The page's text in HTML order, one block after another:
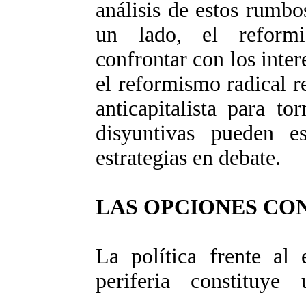
análisis de estos
un lado, el
confrontar con los
el reformismo radical
anticapitalista para
disyuntivas pueden
estrategias en debate.
LAS OPCIONES
La política frente al
periferia